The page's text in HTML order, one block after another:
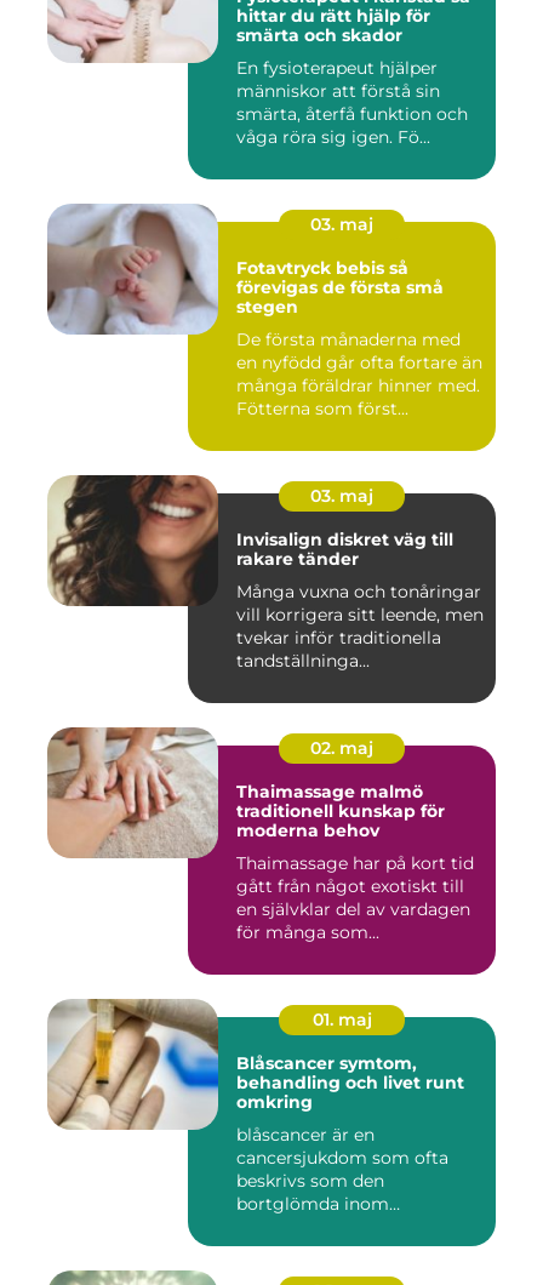
hittar du rätt hjälp för
smärta och skador
En fysioterapeut hjälper
människor att förstå sin
smärta, återfå funktion och
våga röra sig igen. Fö...
03. maj
Fotavtryck bebis så
förevigas de första små
stegen
De första månaderna med
en nyfödd går ofta fortare än
många föräldrar hinner med.
Fötterna som först...
03. maj
Invisalign diskret väg till
rakare tänder
Många vuxna och tonåringar
vill korrigera sitt leende, men
tvekar inför traditionella
tandställninga...
02. maj
Thaimassage malmö
traditionell kunskap för
moderna behov
Thaimassage har på kort tid
gått från något exotiskt till
en självklar del av vardagen
för många som...
01. maj
Blåscancer symtom,
behandling och livet runt
omkring
blåscancer är en
cancersjukdom som ofta
beskrivs som den
bortglömda inom